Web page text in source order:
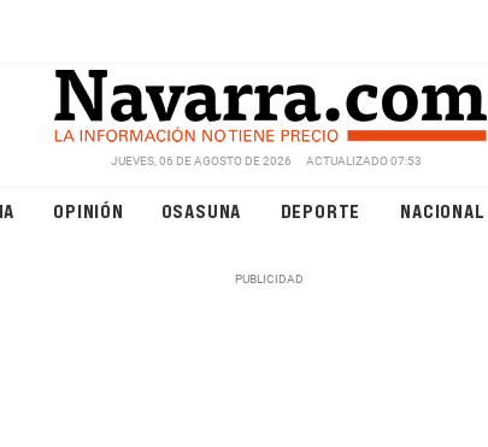
JUEVES, 06 DE AGOSTO DE 2026 ACTUALIZADO 07:53
OPINIÓN OSASUNA DEPORTE NACIONAL